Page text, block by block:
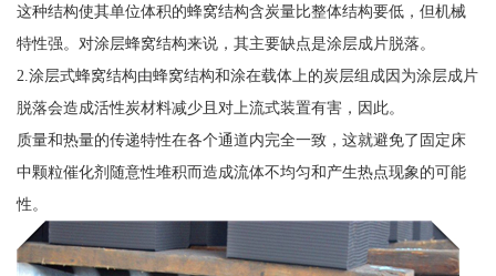
这种结构使其单位体积的蜂窝结构含炭量比整体结构要低，但机械
特性强。对涂层蜂窝结构来说，其主要缺点是涂层成片脱落。
2.涂层式蜂窝结构由蜂窝结构和涂在载体上的炭层组成因为涂层成片
脱落会造成活性炭材料减少且对上流式装置有害，因此。
质量和热量的传递特性在各个通道内完全一致，这就避免了固定床
中颗粒催化剂随意性堆积而造成流体不均匀和产生热点现象的可能
性。